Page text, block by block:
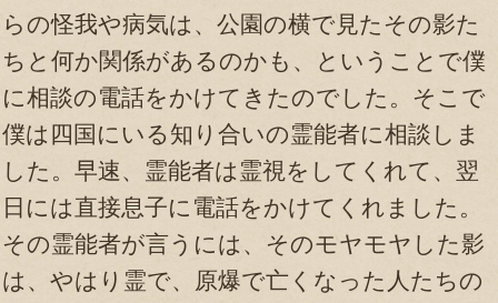
らの怪我や病気は、公園の横で見たその影た
ちと何か関係があるのかも、ということで僕
に相談の電話をかけてきたのでした。そこで
僕は四国にいる知り合いの霊能者に相談しま
した。早速、霊能者は霊視をしてくれて、翌
日には直接息子に電話をかけてくれました。
その霊能者が言うには、そのモヤモヤした影
は、やはり霊で、原爆で亡くなった人たちの